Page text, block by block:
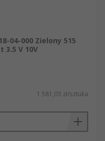
04-000 Zielony 515
3.5 V 10V
1 581,03 zł/sztuka